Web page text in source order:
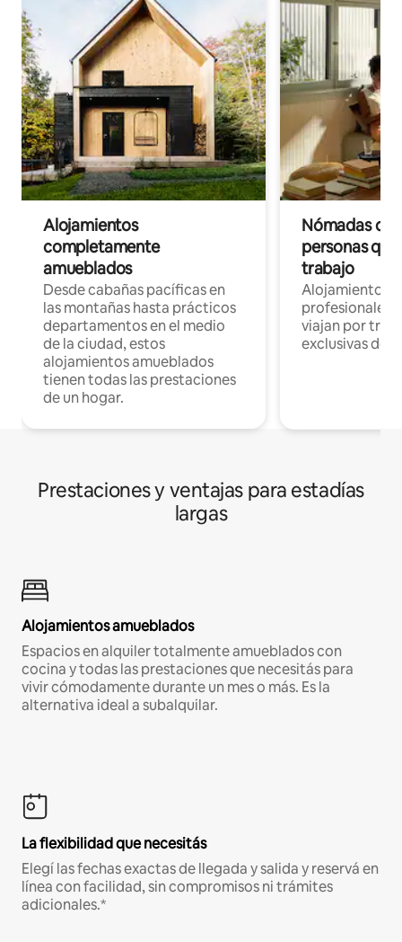
Alojamientos
completamente
amueblados
Desde cabañas pacíficas en
las montañas hasta prácticos
departamentos en el medio
de la ciudad, estos
alojamientos amueblados
tienen todas las prestaciones
de un hogar.
Nómadas
personas
trabajo
Alojamientos
profesionales
viajan por
exclusivas de
Prestaciones y ventajas para estadías
largas
Alojamientos amueblados
Espacios en alquiler totalmente amueblados con
cocina y todas las prestaciones que necesitás para
vivir cómodamente durante un mes o más. Es la
alternativa ideal a subalquilar.
La flexibilidad que necesitás
Elegí las fechas exactas de llegada y salida y reservá en
línea con facilidad, sin compromisos ni trámites
adicionales.*